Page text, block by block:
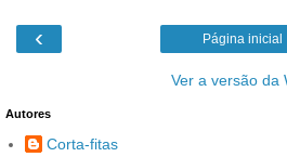
‹ Página inicial
Ver a versão da
Autores
Corta-fitas